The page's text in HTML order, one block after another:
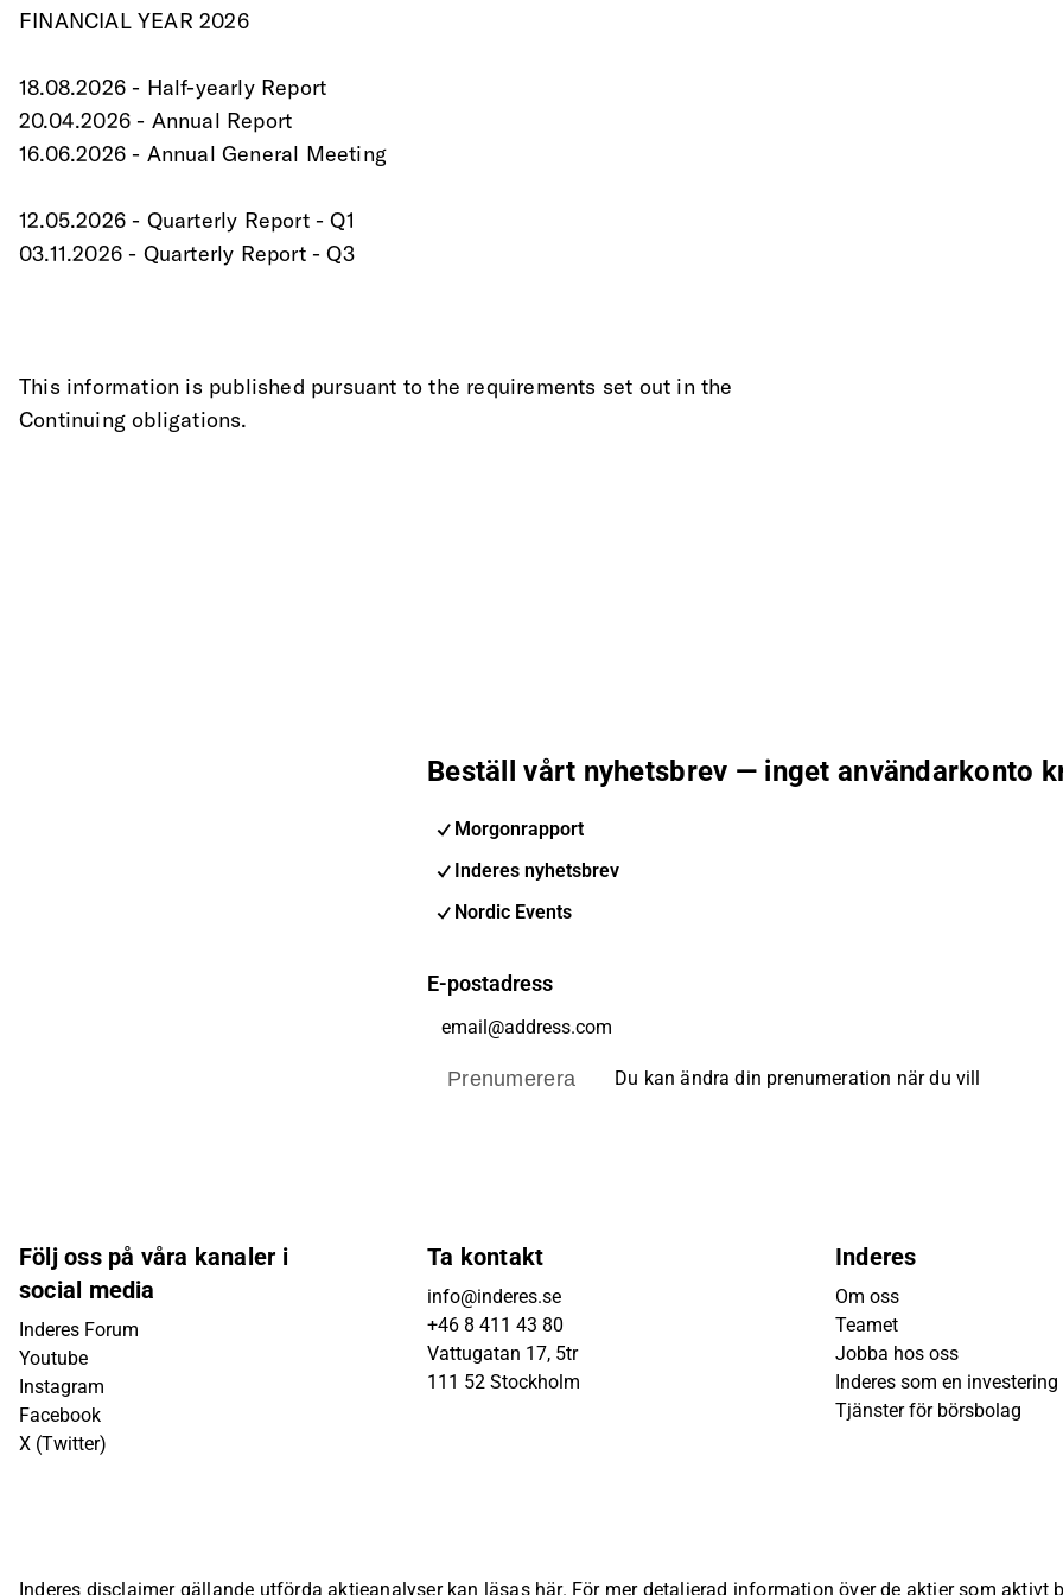
FINANCIAL YEAR 2026
18.08.2026 - Half-yearly Report
20.04.2026 - Annual Report
16.06.2026 - Annual General Meeting
12.05.2026 - Quarterly Report - Q1
03.11.2026 - Quarterly Report - Q3
This information is published pursuant to the requirements set out in the
Continuing obligations.
Beställ vårt nyhetsbrev — inget användarkonto
Morgonrapport
Inderes nyhetsbrev
Nordic Events
E-postadress
Prenumerera Du kan ändra din prenumeration när du vill
Följ oss på våra kanaler i
social media
Inderes Forum
Youtube
Instagram
Facebook
X (Twitter)
Ta kontakt
info@inderes.se
+46 8 411 43 80
Vattugatan 17, 5tr
111 52 Stockholm
Inderes
Om oss
Teamet
Jobba hos oss
Inderes som en investering
Tjänster för börsbolag
Inderes disclaimer gällande utförda aktieanalyser kan läsas här. För mer detaljerad information över de aktier som aktivt